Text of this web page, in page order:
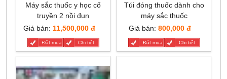
Máy sắc thuốc y học cổ
truyền 2 nồi đun
Giá bán: 11,500,000 đ
Đặt mua Chi tiết
Túi đóng thuốc dành cho
máy sắc thuốc
Giá bán: 800,000 đ
Đặt mua Chi tiết